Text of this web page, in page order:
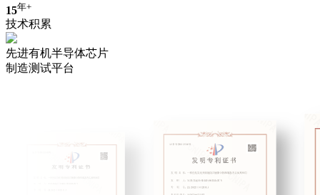
15年+
技术积累
先进有机半导体芯片
制造测试平台